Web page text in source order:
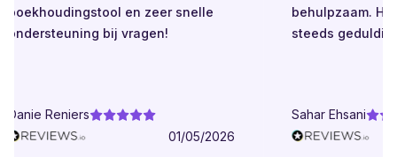
boekhoudingstool en zeer snelle
ondersteuning bij vragen!
Danie Reniers
01/05/2026
behulpzaam.
steeds geduldig.
Sahar Ehsani